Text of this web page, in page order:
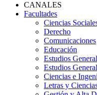
CANALES
Facultades
Ciencias
Derecho
Comunicaciones
Educación
Estudios
Estudios
Ciencias e
Letras y